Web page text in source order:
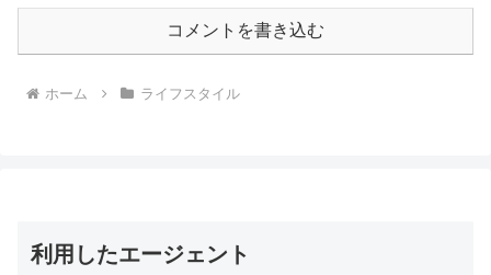
コメントを書き込む
ホーム ライフスタイル
利用したエージェント